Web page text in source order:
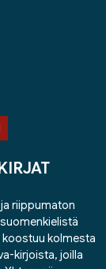
riippumaton
koostuu kolmesta
kirjoista, joilla